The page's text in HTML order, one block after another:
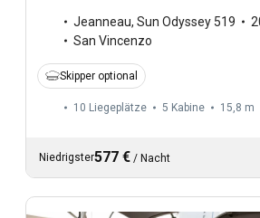
Jeanneau, Sun Odyssey 519
San Vincenzo
Skipper optional
10 Liegeplätze 5 Kabine 15,8 m
Niedrigster577 € / Nacht